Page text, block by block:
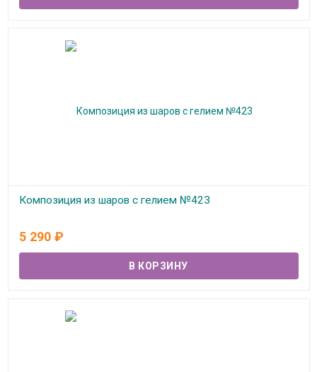
Композиция из шаров с гелием №423
5 290 ₽